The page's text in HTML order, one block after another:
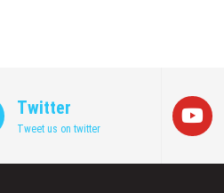
Twitter
Tweet us on twitter